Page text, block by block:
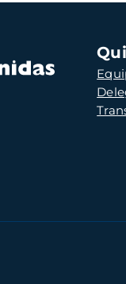
principal